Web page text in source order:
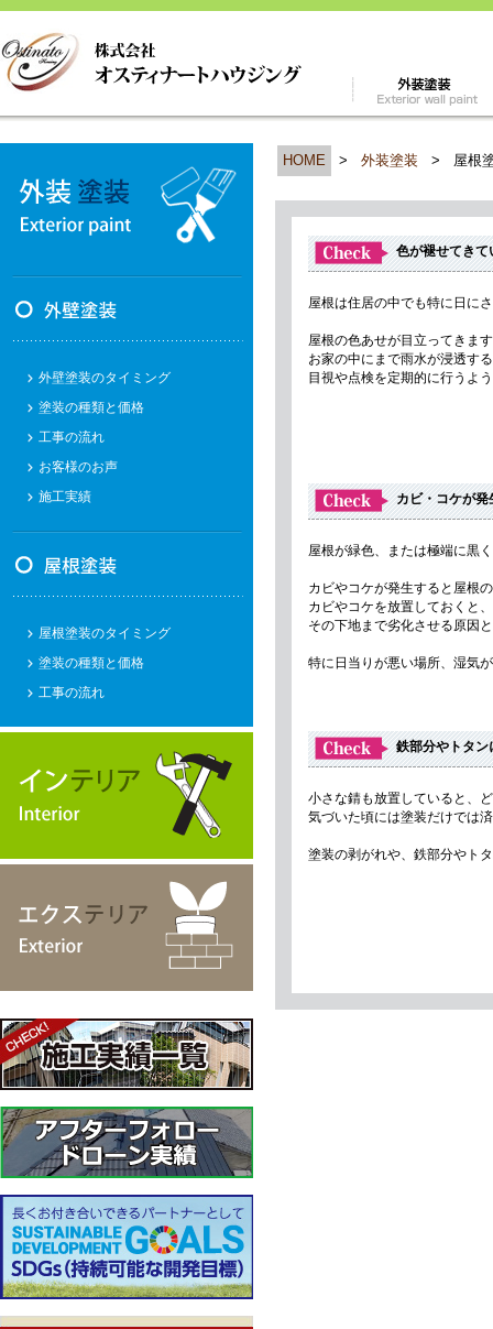
外壁塗装のタイミング
塗装の種類と価格
工事の流れ
お客様のお声
施工実績
屋根塗装のタイミング
塗装の種類と価格
工事の流れ
HOME > 外装塗装 > 屋根
色が褪せてきて
屋根は住居の中でも特に日に
屋根の色あせが目立ってきま
お家の中にまで雨水が浸透す
目視や点検を定期的に行うよ
カビ・コケが発
屋根が緑色、または極端に黒
カビやコケが発生すると屋根
カビやコケを放置しておくと
その下地まで劣化させる原因
特に日当りが悪い場所、湿気
鉄部分やトタン
小さな錆も放置していると、
気づいた頃には塗装だけでは
塗装の剥がれや、鉄部分やト